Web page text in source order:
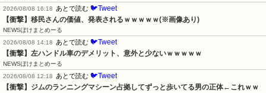
2026/08/08 16:18
あとで読む 🐦Tweet
【衝撃】移民さんの価値、発表されるｗｗｗｗｗ(※画像あり)
NEWSぽけまとめーる
2026/08/08 14:18
あとで読む 🐦Tweet
【衝撃】左ハンドル車のデメリット、意外と少ないｗｗｗｗｗ
NEWSぽけまとめーる
2026/08/08 12:18
あとで読む 🐦Tweet
【衝撃】ジムのランニングマシーン占拠してずっと歩いてる男の正体←これｗｗ